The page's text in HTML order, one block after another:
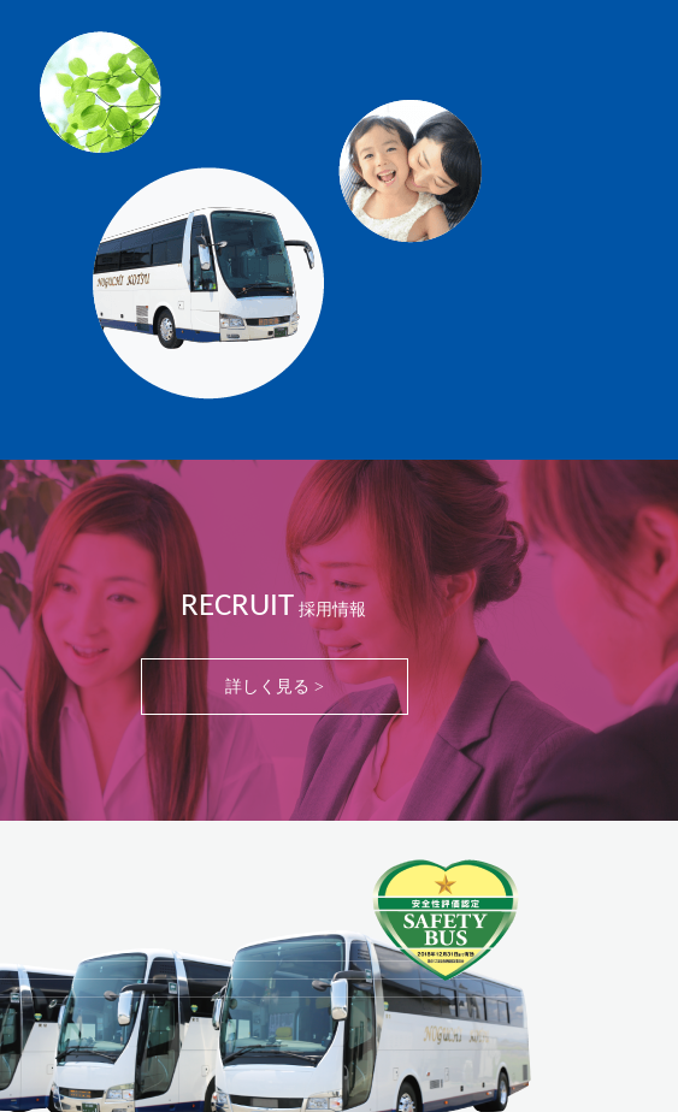
RECRUIT 採用情報
詳しく見る >